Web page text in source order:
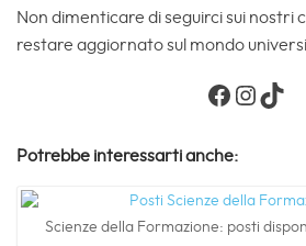
Non dimenticare di seguirci sui nostri
restare aggiornato sul mondo
Potrebbe interessarti anche:
Scienze della Formazione: posti